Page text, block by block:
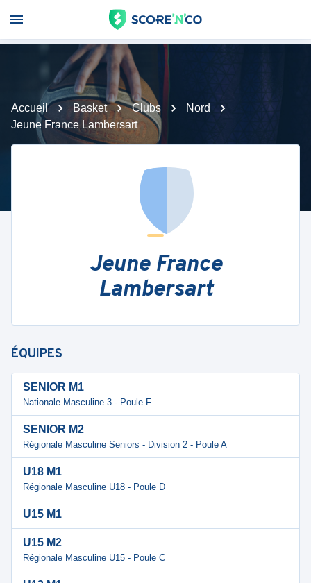
Accueil Basket Clubs
Nord
Jeune France Lambersart
Jeune France
Lambersart
ÉQUIPES
SENIOR M1
Nationale Masculine 3 - Poule F
SENIOR M2
Régionale Masculine Seniors - Division 2 - Poule A
U18 M1
Régionale Masculine U18 - Poule D
U15 M1
U15 M2
Régionale Masculine U15 - Poule C